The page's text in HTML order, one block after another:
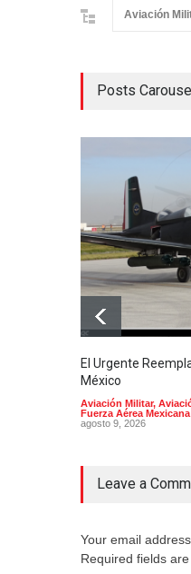
Aviación
Posts
El Urgente
México
Aviación Militar,
Fuerza Aérea Mexicana
agosto 9, 2026
Leave a
Your email
Required fields